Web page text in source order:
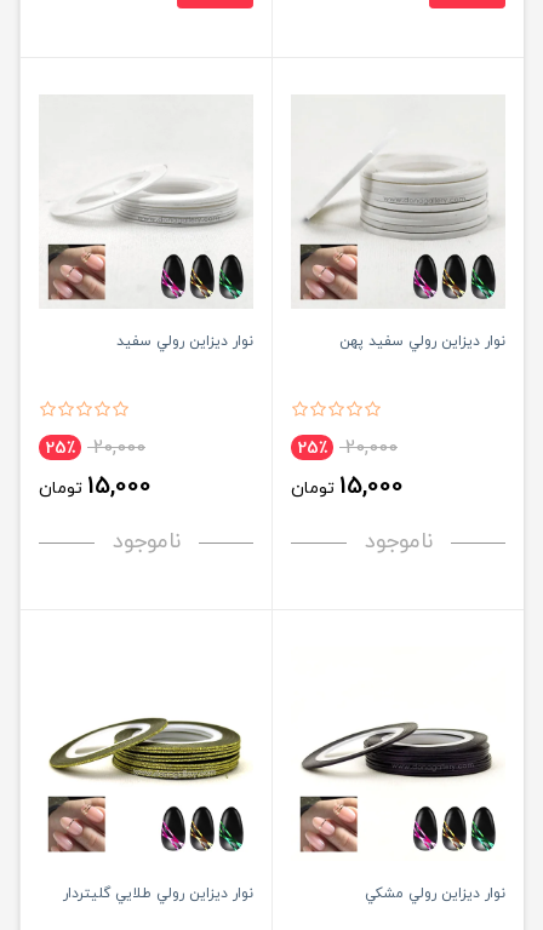
نوار ديزاين رولي سفيد پهن
20,000 25٪
15,000 تومان
ناموجود
نوار ديزاين رولي سفيد
20,000 25٪
15,000 تومان
ناموجود
نوار ديزاين رولي مشکي نوار ديزاين رولي طلايي گليتردار